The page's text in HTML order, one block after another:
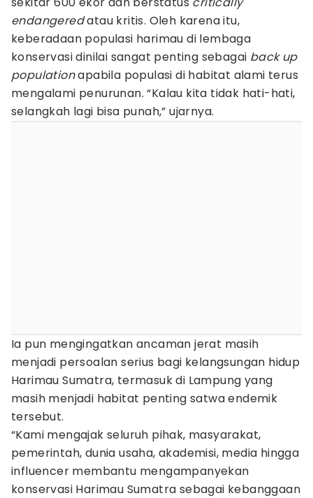
endangeredatau kritis. Oleh karena itu,
keberadaan populasi harimau di lembaga
konservasi dinilai sangat penting sebagai back up
populationapabila populasi di habitat alami terus
mengalami penurunan. “Kalau kita tidak hati-hati,
selangkah lagi bisa punah,” ujarnya.
Ia pun mengingatkan ancaman jerat masih
menjadi persoalan serius bagi kelangsungan hidup
Harimau Sumatra, termasuk di Lampung yang
masih menjadi habitat penting satwa endemik
tersebut.
“Kami mengajak seluruh pihak, masyarakat,
pemerintah, dunia usaha, akademisi, media hingga
influencer membantu mengampanyekan
konservasi Harimau Sumatra sebagai kebanggaan